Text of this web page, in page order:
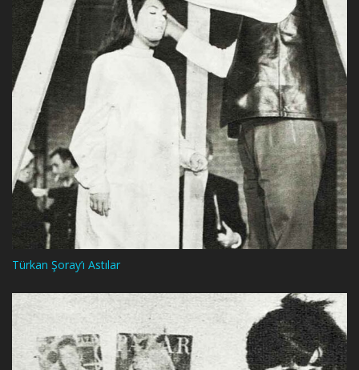
Türkan Şoray’ı Astılar